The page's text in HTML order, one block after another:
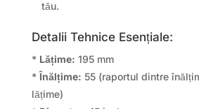
tău.
Detalii Tehnice Esențiale:
* Lățime: 195 mm
*Înălțime: 55 (raportul dintre
lățime)